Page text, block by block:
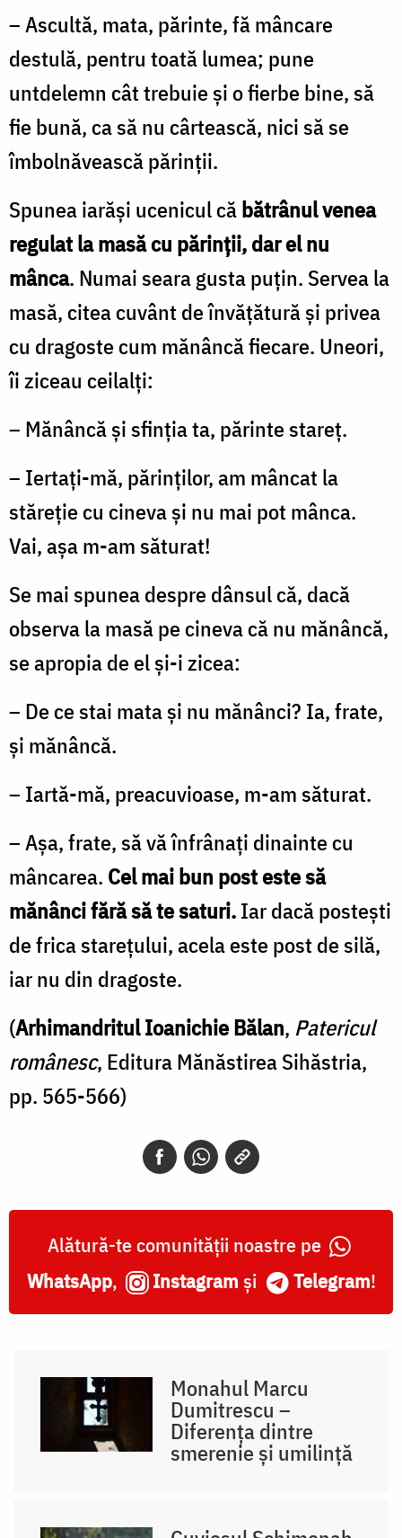
– Ascultă, mata, părinte, fă mâncare
destulă, pentru toată lumea; pune
untdelemn cât trebuie şi o fierbe bine, să
fie bună, ca să nu cârtească, nici să se
îmbolnăvească părinţii.
Spunea iarăşi ucenicul căbătrânul venea
regulat la masă cu părinţii, dar el nu
mânca. Numai seara gusta puţin. Servea la
masă, citea cuvânt de învăţătură şi privea
cu dragoste cum mănâncă fiecare. Uneori,
îi ziceau ceilalţi:
– Mănâncă şi sfinţia ta, părinte stareţ.
– Iertaţi-mă, părinţilor, am mâncat la
stăreţie cu cineva şi nu mai pot mânca.
Vai, aşa m-am săturat!
Se mai spunea despre dânsul că, dacă
observa la masă pe cineva că nu mănâncă,
se apropia de el şi-i zicea:
– De ce stai mata şi nu mănânci? Ia, frate,
şi mănâncă.
– Iartă-mă, preacuvioase, m-am săturat.
– Aşa, frate, să vă înfrânaţi dinainte cu
mâncarea. Cel mai bun post este să
mănânci fără să te saturi.Iar dacă posteşti
de frica stareţului, acela este post de silă,
iar nu din dragoste.
(Arhimandritul Ioanichie Bălan, Patericul
românesc, Editura Mănăstirea Sihăstria,
pp. 565-566)
Alătură-te comunității noastre pe
WhatsApp, Instagram și Telegram!
Monahul Marcu
Dumitrescu –
Diferența dintre
smerenie și umilință